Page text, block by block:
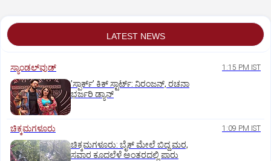
LATEST NEWS
ಸ್ಯಾಂಡಲ್‌ವುಡ್‌ 1:15 PM IST
ʼಸ್ಪಾರ್ಕ್ʼ ಕಿಕ್‌ ಸ್ಟಾರ್ಟ್‌: ನಿರಂಜನ್‌, ರಚನಾ
ಭರ್ಜರಿ ಡ್ಯಾನ್‌
ಚಿಕ್ಕಮಗಳೂರು 1:09 PM IST
ಚಿಕ್ಕಮಗಳೂರು: ಬೈಕ್ ಮೇಲೆ ಬಿದ್ದ ಮರ,
ಸವಾರ ಕೂದಲೆಳೆ ಅಂತರದಲ್ಲಿ ಪಾರು